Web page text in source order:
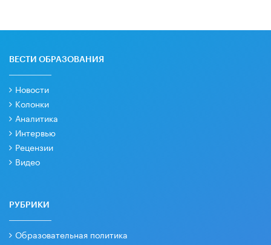
ВЕСТИ ОБРАЗОВАНИЯ
Новости
Колонки
Аналитика
Интервью
Рецензии
Видео
РУБРИКИ
Образовательная политика